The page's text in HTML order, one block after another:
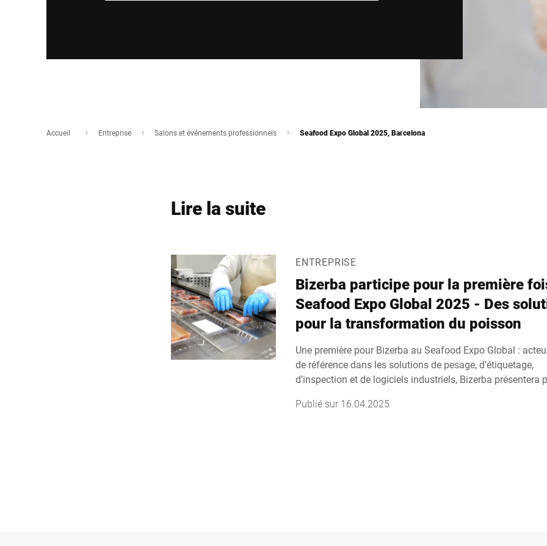
Accueil Entreprise Salons et événements professionnels Seafood Expo Global 2025, Barcelona
Lire la suite
ENTREPRISE
Bizerba participe pour la première
Seafood Expo Global 2025 - Des
pour la transformation du poisson
Une première pour Bizerba au Seafood Expo Global :
de référence dans les solutions de pesage, d’étiquetage,
d’inspection et de logiciels industriels, Bizerba présentera
du salon incontournable à Barcelone. Du 6 au 8 mai 2025,
Publié sur 16.04.2025